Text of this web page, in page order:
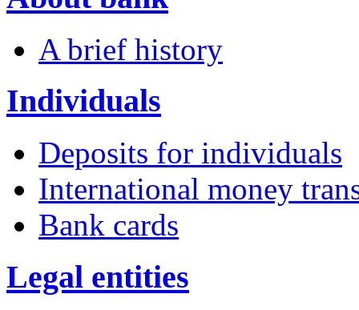
A brief history
Individuals
Deposits for individuals
International money
Bank cards
Legal entities